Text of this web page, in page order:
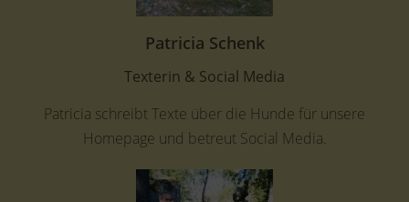
Patricia Schenk
Texterin & Social Media
Patricia schreibt Texte über die Hunde für unsere
Homepage und betreut Social Media.